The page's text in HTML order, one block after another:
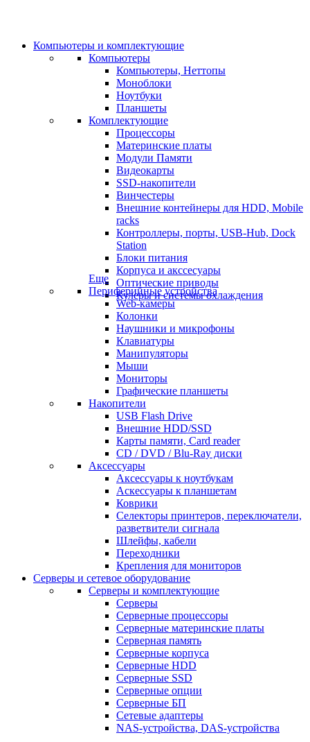
Компьютеры и комплектующие
Компьютеры
Компьютеры, Неттопы
Моноблоки
Ноутбуки
Планшеты
Комплектующие
Процессоры
Материнские платы
Модули Памяти
Видеокарты
SSD-накопители
Винчестеры
Внешние контейнеры для HDD, Mobile
racks
Контроллеры, порты, USB-Hub, Dock
Station
Блоки питания
Корпуса и акссесуары
Оптические приводы
Кулеры и системы охлаждения
Еще
Периферийные устройства
Web-камеры
Колонки
Наушники и микрофоны
Клавиатуры
Манипуляторы
Мыши
Мониторы
Графические планшеты
Накопители
USB Flash Drive
Внешние HDD/SSD
Карты памяти, Card reader
CD / DVD / Blu-Ray диски
Аксессуары
Аксессуары к ноутбукам
Аскессуары к планшетам
Коврики
Селекторы принтеров, переключатели,
разветвители сигнала
Шлейфы, кабели
Переходники
Крепления для мониторов
Серверы и сетевое оборудование
Серверы и комплектующие
Серверы
Серверные процессоры
Серверные материнские платы
Серверная память
Серверные корпуса
Серверные HDD
Серверные SSD
Серверные опции
Серверные БП
Сетевые адаптеры
NAS-устройства, DAS-устройства